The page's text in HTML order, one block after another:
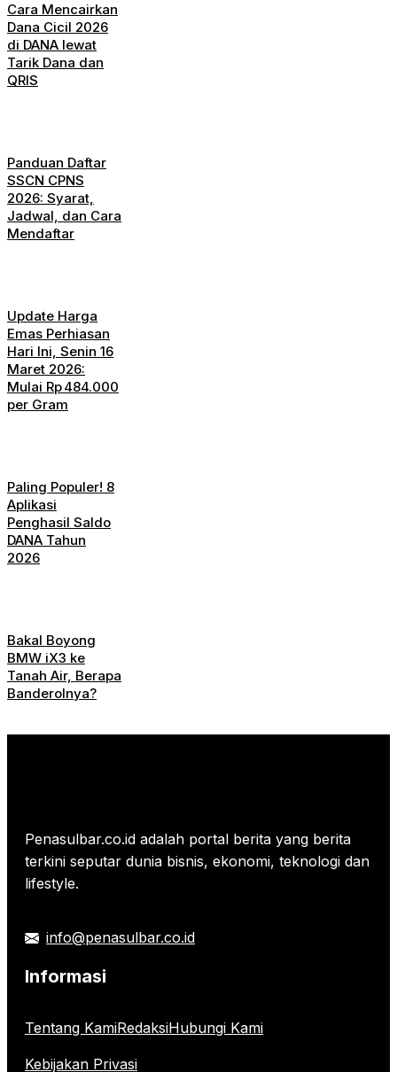
Cara Mencairkan
Dana Cicil 2026
di DANA lewat
Tarik Dana dan
QRIS
Panduan Daftar
SSCN CPNS
2026: Syarat,
Jadwal, dan Cara
Mendaftar
Update Harga
Emas Perhiasan
Hari Ini, Senin 16
Maret 2026:
Mulai Rp 484.000
per Gram
Paling Populer! 8
Aplikasi
Penghasil Saldo
DANA Tahun
2026
Bakal Boyong
BMW iX3 ke
Tanah Air, Berapa
Banderolnya?
Penasulbar.co.id adalah portal berita yang berita
terkini seputar dunia bisnis, ekonomi, teknologi dan
lifestyle.
info@penasulbar.co.id
Informasi
Tentang KamiRedaksiHubungi Kami
Kebijakan Privasi